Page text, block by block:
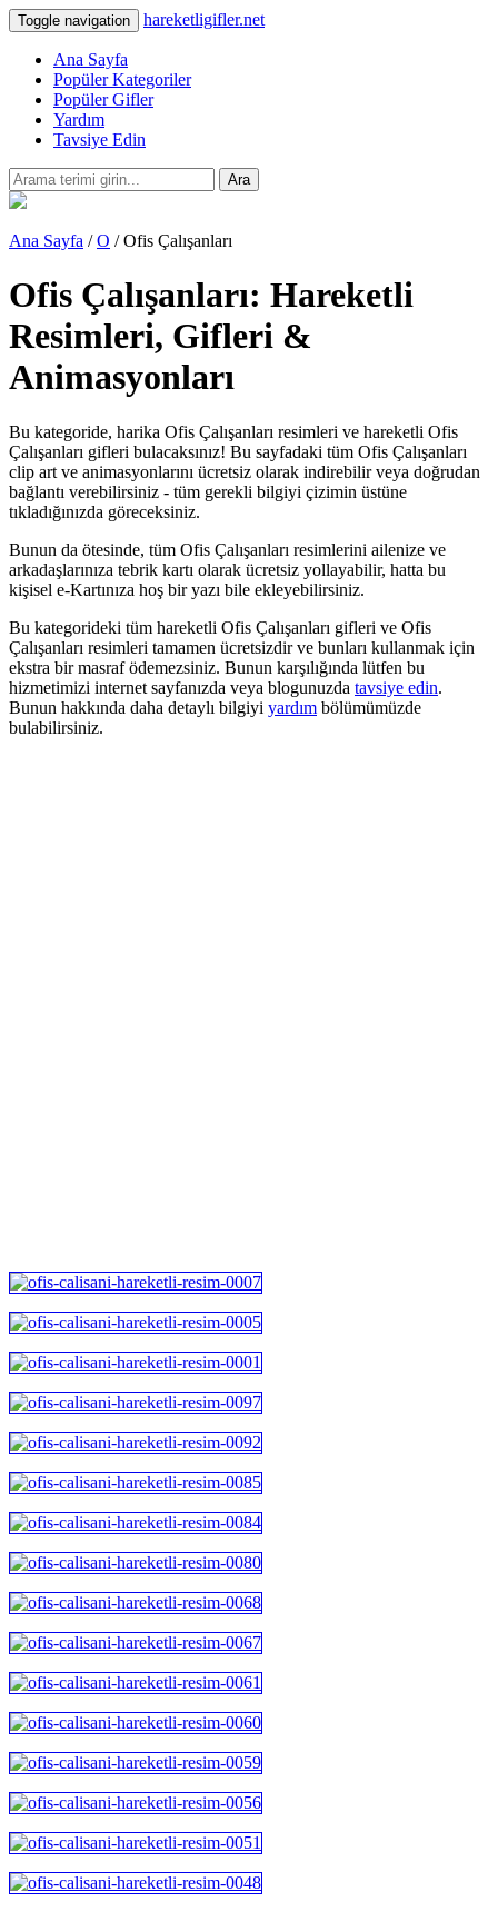
Toggle navigation hareketligifler.net
Ana Sayfa
Popüler Kategoriler
Popüler Gifler
Yardım
Tavsiye Edin
Ara
Ana Sayfa /O / Ofis Çalışanları
Ofis Çalışanları: Hareketli
Resimleri, Gifleri &
Animasyonları
Bu kategoride, harika Ofis Çalışanları resimleri ve hareketli Ofis
Çalışanları gifleri bulacaksınız! Bu sayfadaki tüm Ofis Çalışanları
clip art ve animasyonlarını ücretsiz olarak indirebilir veya doğrudan
bağlantı verebilirsiniz - tüm gerekli bilgiyi çizimin üstüne
tıkladığınızda göreceksiniz.
Bunun da ötesinde, tüm Ofis Çalışanları resimlerini ailenize ve
arkadaşlarınıza tebrik kartı olarak ücretsiz yollayabilir, hatta bu
kişisel e-Kartınıza hoş bir yazı bile ekleyebilirsiniz.
Bu kategorideki tüm hareketli Ofis Çalışanları gifleri ve Ofis
Çalışanları resimleri tamamen ücretsizdir ve bunları kullanmak için
ekstra bir masraf ödemezsiniz. Bunun karşılığında lütfen bu
hizmetimizi internet sayfanızda veya blogunuzda tavsiye edin.
Bunun hakkında daha detaylı bilgiyi yardım bölümümüzde
bulabilirsiniz.